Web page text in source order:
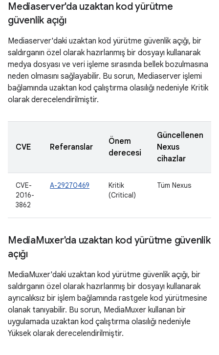
Mediaserver'da uzaktan kod yürütme
güvenlik açığı
Mediaserver'daki uzaktan kod yürütme güvenlik açığı, bir
saldırganın özel olarak hazırlanmış bir dosyayı kullanarak
medya dosyası ve veri işleme sırasında bellek bozulmasına
neden olmasını sağlayabilir. Bu sorun, Mediaserver işlemi
bağlamında uzaktan kod çalıştırma olasılığı nedeniyle Kritik
olarak derecelendirilmiştir.
CVE Referanslar
Önem
derecesi
Güncellenen
Nexus
cihazlar
CVE-
2016-
3862
A-29270469
Kritik
(Critical)
Tüm Nexus
MediaMuxer'da uzaktan kod yürütme güvenlik
açığı
MediaMuxer'daki uzaktan kod yürütme güvenlik açığı, bir
saldırganın özel olarak hazırlanmış bir dosyayı kullanarak
ayrıcalıksız bir işlem bağlamında rastgele kod yürütmesine
olanak tanıyabilir. Bu sorun, MediaMuxer kullanan bir
uygulamada uzaktan kod çalıştırma olasılığı nedeniyle
Yüksek olarak derecelendirilmiştir.